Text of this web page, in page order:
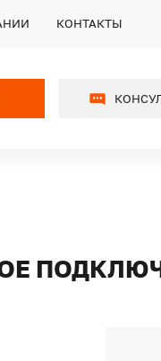
КОНТАКТЫ